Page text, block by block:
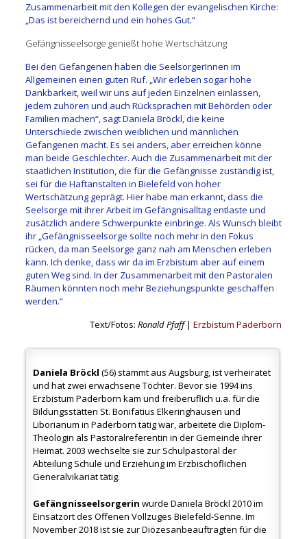
Zusammenarbeit mit den Kollegen der evangelischen Kirche:
„Das ist bereichernd und ein hohes Gut.“
Gefängnisseelsorge genießt hohe Wertschätzung
Bei den Gefangenen haben die SeelsorgerInnen im
Allgemeinen einen guten Ruf. „Wir erleben sogar hohe
Dankbarkeit, weil wir uns auf jeden Einzelnen einlassen,
jedem zuhören und auch Rücksprachen mit Behörden oder
Familien machen“, sagt Daniela Bröckl, die keine
Unterschiede zwischen weiblichen und männlichen
Gefangenen macht. Es sei anders, aber erreichen könne
man beide Geschlechter. Auch die Zusammenarbeit mit der
staatlichen Institution, die für die Gefängnisse zuständig ist,
sei für die Haftanstalten in Bielefeld von hoher
Wertschätzung geprägt. Hier habe man erkannt, dass die
Seelsorge mit ihrer Arbeit im Gefängnisalltag entlaste und
zusätzlich andere Schwerpunkte einbringe. Als Wunsch bleibt
ihr „Gefängnisseelsorge sollte noch mehr in den Fokus
rücken, da man Seelsorge ganz nah am Menschen erleben
kann. Ich denke, dass wir da im Erzbistum aber auf einem
guten Weg sind. In der Zusammenarbeit mit den Pastoralen
Räumen könnten noch mehr Beziehungspunkte geschaffen
werden.“
Text/Fotos:RonaldPfaff|Erzbistum Paderborn
Daniela Bröckl (56) stammt aus Augsburg, ist verheiratet
und hat zwei erwachsene Töchter. Bevor sie 1994 ins
Erzbistum Paderborn kam und freiberuflich u.a. für die
Bildungsstätten St. Bonifatius Elkeringhausen und
Liborianum in Paderborn tätig war, arbeitete die Diplom-
Theologin als Pastoralreferentin in der Gemeinde ihrer
Heimat. 2003 wechselte sie zur Schulpastoral der
Abteilung Schule und Erziehung im Erzbischöflichen
Generalvikariat tätig.
Gefängnisseelsorgerin wurde Daniela Bröckl 2010 im
Einsatzort des Offenen Vollzuges Bielefeld-Senne. Im
November 2018 ist sie zur Diözesanbeauftragten für die